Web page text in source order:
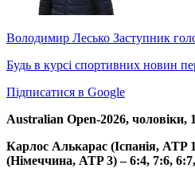
Володимир Лесько Заступник
Будь в курсі спортивних новин
Підписатися в Google
Australian Open-2026, чоловіки,
Карлос Алькарас (Іспанія, ATP
(Німеччина, ATP 3) – 6:4, 7:6,